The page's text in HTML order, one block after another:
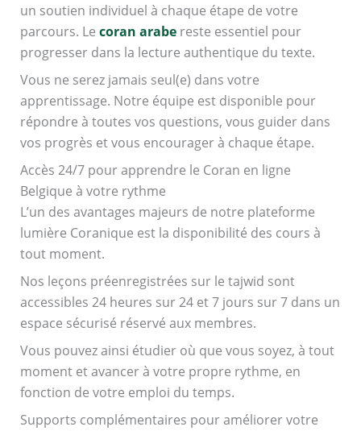
un soutien individuel à chaque étape de votre
parcours. Le coran arabereste essentiel pour
progresser dans la lecture authentique du texte.
Vous ne serez jamais seul(e) dans votre
apprentissage. Notre équipe est disponible pour
répondre à toutes vos questions, vous guider dans
vos progrès et vous encourager à chaque étape.
Accès 24/7 pour apprendre le Coran en ligne
Belgique à votre rythme
L’un des avantages majeurs de notre plateforme
lumière Coranique est la disponibilité des cours à
tout moment.
Nos leçons préenregistrées sur le tajwid sont
accessibles 24 heures sur 24 et 7 jours sur 7 dans un
espace sécurisé réservé aux membres.
Vous pouvez ainsi étudier où que vous soyez, à tout
moment et avancer à votre propre rythme, en
fonction de votre emploi du temps.
Supports complémentaires pour améliorer votre